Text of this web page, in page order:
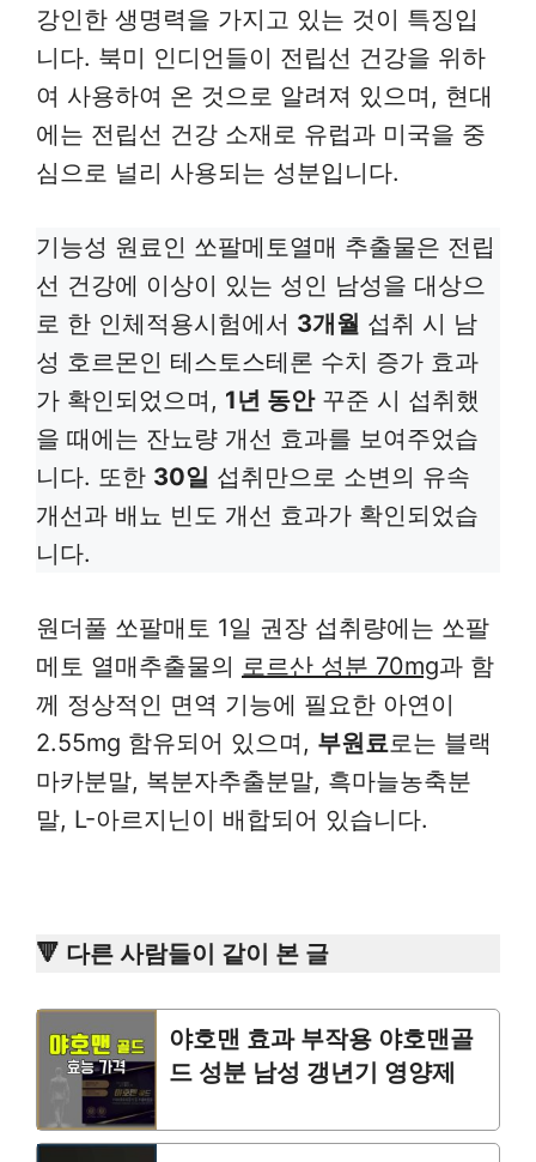
강인한 생명력을 가지고 있는 것이 특징입
니다. 북미 인디언들이 전립선 건강을 위하
여 사용하여 온 것으로 알려져 있으며, 현대
에는 전립선 건강 소재로 유럽과 미국을 중
심으로 널리 사용되는 성분입니다.
기능성 원료인 쏘팔메토열매 추출물은 전립
선 건강에 이상이 있는 성인 남성을 대상으
로 한 인체적용시험에서 3개월 섭취 시 남
성 호르몬인 테스토스테론 수치 증가 효과
가 확인되었으며, 1년 동안꾸준 시 섭취했
을 때에는 잔뇨량 개선 효과를 보여주었습
니다. 또한 30일 섭취만으로 소변의 유속
개선과 배뇨 빈도 개선 효과가 확인되었습
니다.
원더풀 쏘팔매토 1일 권장 섭취량에는 쏘팔
메토 열매추출물의 로르산 성분 70mg과 함
께 정상적인 면역 기능에 필요한 아연이
2.55mg 함유되어 있으며, 부원료로는 블랙
마카분말, 복분자추출분말, 흑마늘농축분
말, L-아르지닌이 배합되어 있습니다.
🔻 다른 사람들이 같이 본 글
야호맨 효과 부작용 야호맨골
드 성분 남성 갱년기 영양제